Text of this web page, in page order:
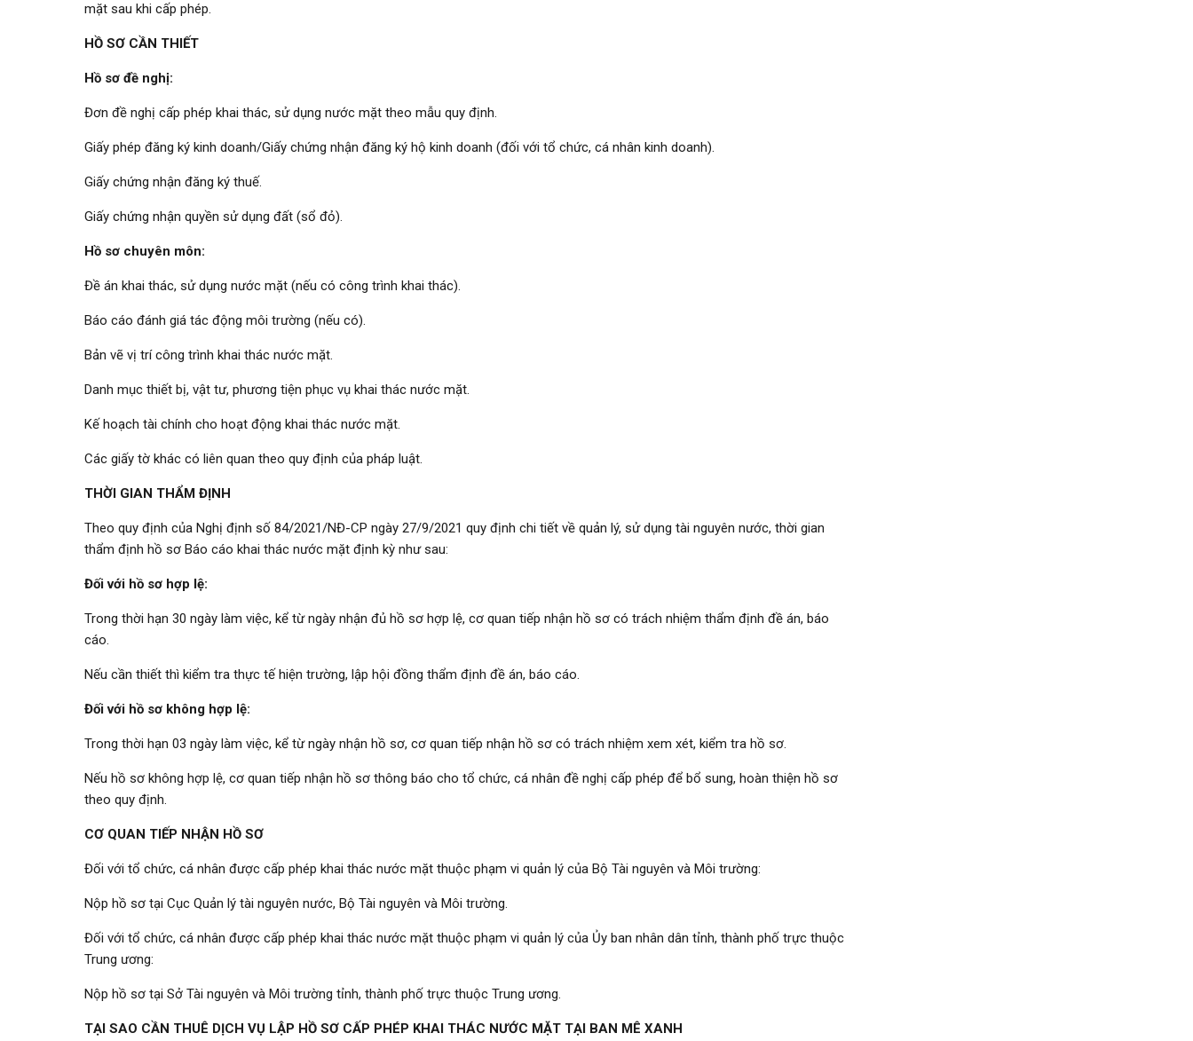
mặt sau khi cấp phép.
HỒ SƠ CẦN THIẾT
Hồ sơ đề nghị:
Đơn đề nghị cấp phép khai thác, sử dụng nước mặt theo mẫu quy định.
Giấy phép đăng ký kinh doanh/Giấy chứng nhận đăng ký hộ kinh doanh (đối với tổ chức, cá nhân kinh doanh).
Giấy chứng nhận đăng ký thuế.
Giấy chứng nhận quyền sử dụng đất (sổ đỏ).
Hồ sơ chuyên môn:
Đề án khai thác, sử dụng nước mặt (nếu có công trình khai thác).
Báo cáo đánh giá tác động môi trường (nếu có).
Bản vẽ vị trí công trình khai thác nước mặt.
Danh mục thiết bị, vật tư, phương tiện phục vụ khai thác nước mặt.
Kế hoạch tài chính cho hoạt động khai thác nước mặt.
Các giấy tờ khác có liên quan theo quy định của pháp luật.
THỜI GIAN THẨM ĐỊNH
Theo quy định của Nghị định số 84/2021/NĐ-CP ngày 27/9/2021 quy định chi tiết về quản lý, sử dụng tài nguyên nước, thời gian
thẩm định hồ sơ Báo cáo khai thác nước mặt định kỳ như sau:
Đối với hồ sơ hợp lệ:
Trong thời hạn 30 ngày làm việc, kể từ ngày nhận đủ hồ sơ hợp lệ, cơ quan tiếp nhận hồ sơ có trách nhiệm thẩm định đề án, báo
cáo.
Nếu cần thiết thì kiểm tra thực tế hiện trường, lập hội đồng thẩm định đề án, báo cáo.
Đối với hồ sơ không hợp lệ:
Trong thời hạn 03 ngày làm việc, kể từ ngày nhận hồ sơ, cơ quan tiếp nhận hồ sơ có trách nhiệm xem xét, kiểm tra hồ sơ.
Nếu hồ sơ không hợp lệ, cơ quan tiếp nhận hồ sơ thông báo cho tổ chức, cá nhân đề nghị cấp phép để bổ sung, hoàn thiện hồ sơ
theo quy định.
CƠ QUAN TIẾP NHẬN HỒ SƠ
Đối với tổ chức, cá nhân được cấp phép khai thác nước mặt thuộc phạm vi quản lý của Bộ Tài nguyên và Môi trường:
Nộp hồ sơ tại Cục Quản lý tài nguyên nước, Bộ Tài nguyên và Môi trường.
Đối với tổ chức, cá nhân được cấp phép khai thác nước mặt thuộc phạm vi quản lý của Ủy ban nhân dân tỉnh, thành phố trực thuộc
Trung ương:
Nộp hồ sơ tại Sở Tài nguyên và Môi trường tỉnh, thành phố trực thuộc Trung ương.
TẠI SAO CẦN THUÊ DỊCH VỤ LẬP HỒ SƠ CẤP PHÉP KHAI THÁC NƯỚC MẶT TẠI BAN MÊ XANH